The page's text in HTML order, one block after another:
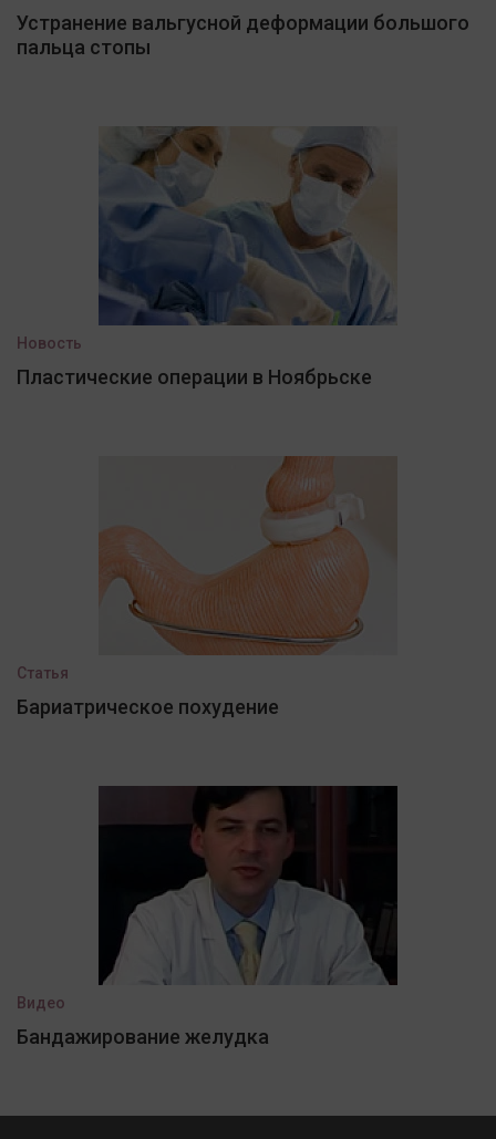
Устранение вальгусной деформации большого
пальца стопы
Новость
Пластические операции в Ноябрьске
Статья
Бариатрическое похудение
Видео
Бандажирование желудка